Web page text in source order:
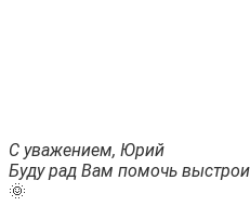
С уважением, Юрий
Буду рад Вам помочь
🌞